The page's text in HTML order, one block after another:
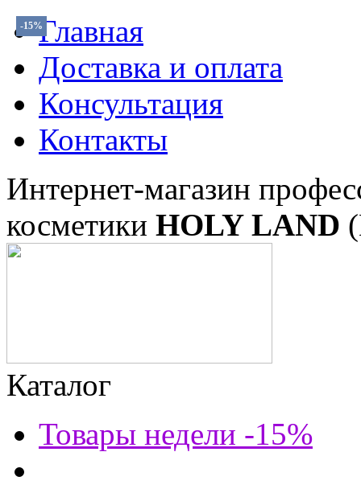
Главная
Доставка и оплата
Консультация
Контакты
Интернет-магазин
косметики HOLY LAND
Каталог
Товары недели -15%
-15%